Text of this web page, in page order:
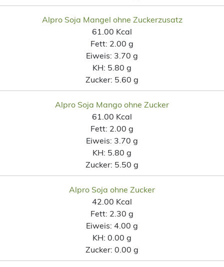
Alpro Soja Mangel ohne Zuckerzusatz
61.00 Kcal
Fett: 2.00 g
Eiweis: 3.70 g
KH: 5.80 g
Zucker: 5.60 g
Alpro Soja Mango ohne Zucker
61.00 Kcal
Fett: 2.00 g
Eiweis: 3.70 g
KH: 5.80 g
Zucker: 5.50 g
Alpro Soja ohne Zucker
42.00 Kcal
Fett: 2.30 g
Eiweis: 4.00 g
KH: 0.00 g
Zucker: 0.00 g